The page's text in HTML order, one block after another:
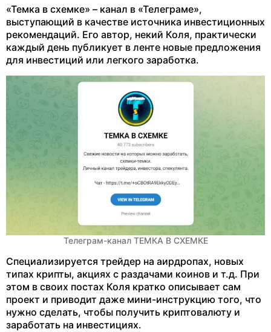
«Темка в схемке» – канал в «Телеграме»,
выступающий в качестве источника инвестиционных
рекомендаций. Его автор, некий Коля, практически
каждый день публикует в ленте новые предложения
для инвестиций или легкого заработка.
Телеграм-канал ТЕМКА В СХЕМКЕ
Специализируется трейдер на аирдропах, новых
типах крипты, акциях с раздачами коинов и т.д. При
этом в своих постах Коля кратко описывает сам
проект и приводит даже мини-инструкцию того, что
нужно сделать, чтобы получить криптовалюту и
заработать на инвестициях.